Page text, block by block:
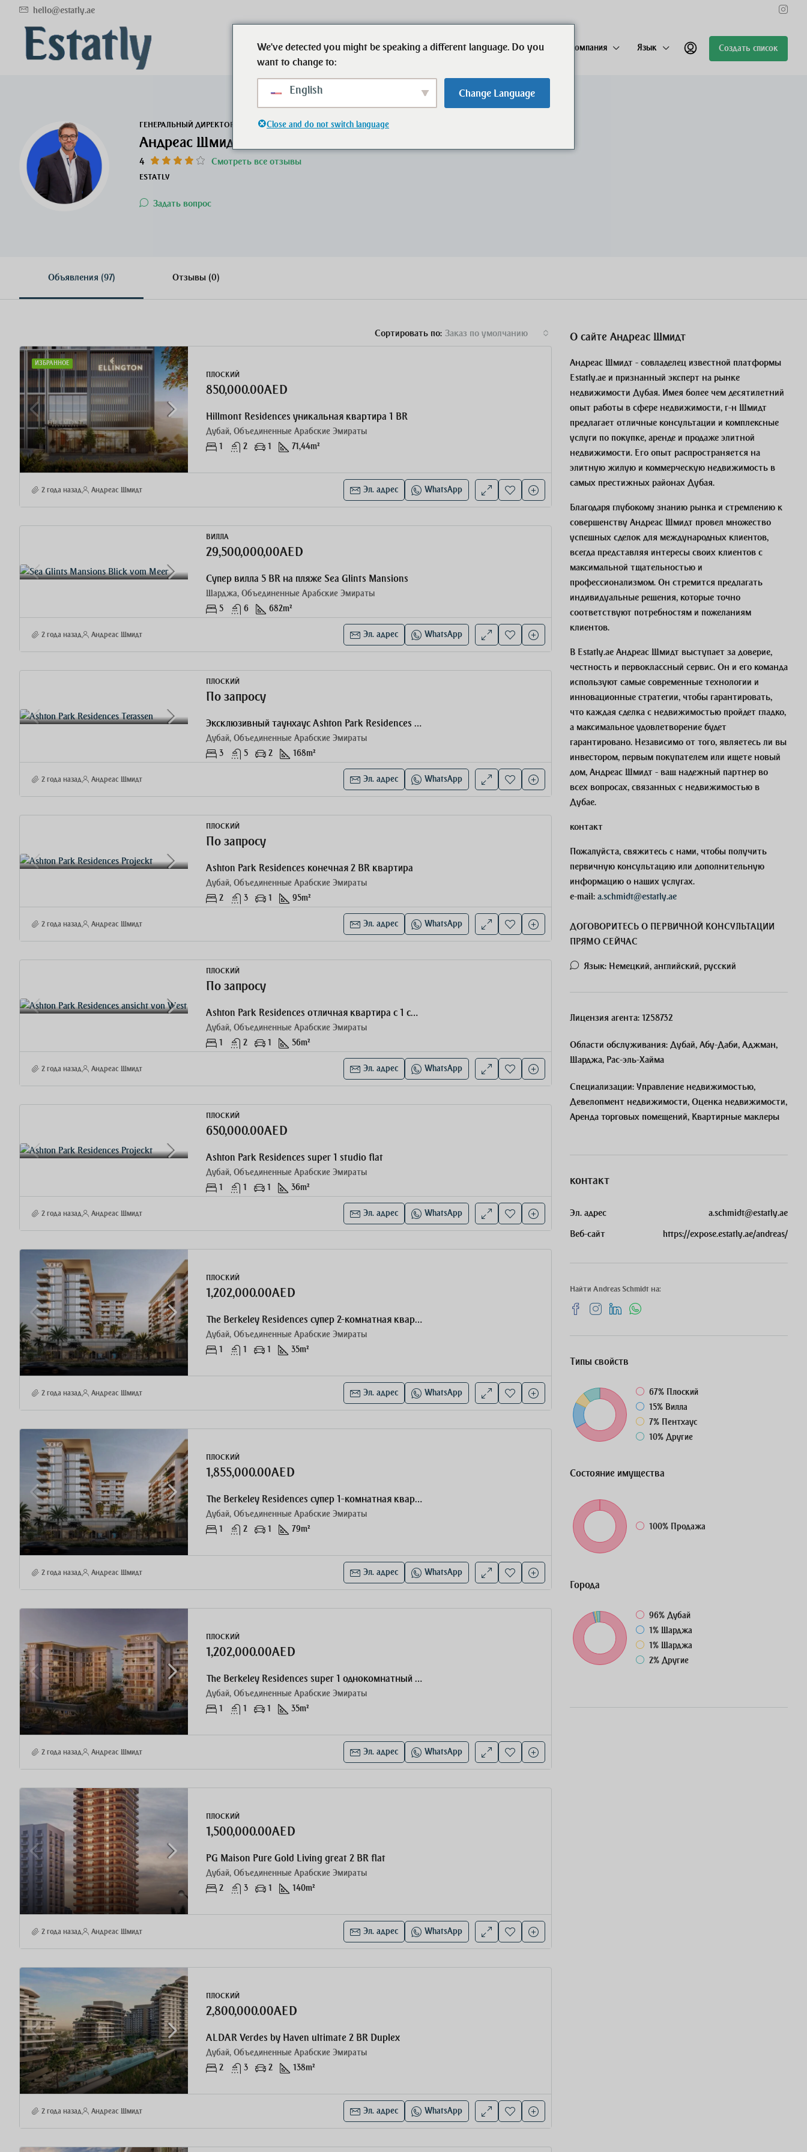
hello@estatly.ae
Начало Недвижимость Контактное лицо Компания Язык Создать список
ГЕНЕРАЛЬНЫЙ ДИРЕКТОР И ОСНОВАТЕЛЬ
Андреас Шмидт
4 Смотреть все отзывы
ESTATLY
Задать вопрос
Объявления (97) Отзывы (0)
Сортировать по: Заказ по умолчанию
ИЗБРАННОЕ
ПЛОСКИЙ
850,000.00AED
Hillmont Residences уникальная квартира 1 BR
Дубай, Объединенные Арабские Эмираты
1
2 1 71,44m²
2 года назад Андреас Шмидт Эл. адрес WhatsApp
ВИЛЛА
29,500,000,00AED
Супер вилла 5 BR на пляже Sea Glints Mansions
Шарджа, Объединенные Арабские Эмираты
5
6 682m²
2 года назад Андреас Шмидт Эл. адрес WhatsApp
ПЛОСКИЙ
По запросу
Эксклюзивный таунхаус Ashton Park Residences 3BR
Дубай, Объединенные Арабские Эмираты
3
5 2 168m²
2 года назад Андреас Шмидт Эл. адрес WhatsApp
ПЛОСКИЙ
По запросу
Ashton Park Residences конечная 2 BR квартира
Дубай, Объединенные Арабские Эмираты
2
3 1 95m²
2 года назад Андреас Шмидт Эл. адрес WhatsApp
ПЛОСКИЙ
По запросу
Ashton Park Residences отличная квартира с 1 спальней
Дубай, Объединенные Арабские Эмираты
1
2 1 56m²
2 года назад Андреас Шмидт Эл. адрес WhatsApp
ПЛОСКИЙ
650,000.00AED
Ashton Park Residences super 1 studio flat
Дубай, Объединенные Арабские Эмираты
1
1 1 36m²
2 года назад Андреас Шмидт Эл. адрес WhatsApp
ПЛОСКИЙ
1,202,000.00AED
The Berkeley Residences супер 2-комнатная квартира
Дубай, Объединенные Арабские Эмираты
1
1 1 35m²
2 года назад Андреас Шмидт Эл. адрес WhatsApp
ПЛОСКИЙ
1,855,000.00AED
The Berkeley Residences супер 1-комнатная квартира
Дубай, Объединенные Арабские Эмираты
1
2 1 79m²
2 года назад Андреас Шмидт Эл. адрес WhatsApp
ПЛОСКИЙ
1,202,000.00AED
The Berkeley Residences super 1 однокомнатный номер
Дубай, Объединенные Арабские Эмираты
1
1 1 35m²
2 года назад Андреас Шмидт Эл. адрес WhatsApp
ПЛОСКИЙ
1,500,000.00AED
PG Maison Pure Gold Living great 2 BR flat
Дубай, Объединенные Арабские Эмираты
2
3 1 140m²
2 года назад Андреас Шмидт Эл. адрес WhatsApp
ПЛОСКИЙ
2,800,000.00AED
ALDAR Verdes by Haven ultimate 2 BR Duplex
Дубай, Объединенные Арабские Эмираты
2
3 2 138m²
2 года назад Андреас Шмидт Эл. адрес WhatsApp
О сайте Андреас Шмидт
Андреас Шмидт - совладелец известной платформы
Estatly.ae и признанный эксперт на рынке
недвижимости Дубая. Имея более чем десятилетний
опыт работы в сфере недвижимости, г-н Шмидт
предлагает отличные консультации и комплексные
услуги по покупке, аренде и продаже элитной
недвижимости. Его опыт распространяется на
элитную жилую и коммерческую недвижимость в
самых престижных районах Дубая.
Благодаря глубокому знанию рынка и стремлению к
совершенству Андреас Шмидт провел множество
успешных сделок для международных клиентов,
всегда представляя интересы своих клиентов с
максимальной тщательностью и
профессионализмом. Он стремится предлагать
индивидуальные решения, которые точно
соответствуют потребностям и пожеланиям
клиентов.
В Estatly.ae Андреас Шмидт выступает за доверие,
честность и первоклассный сервис. Он и его команда
используют самые современные технологии и
инновационные стратегии, чтобы гарантировать,
что каждая сделка с недвижимостью пройдет гладко,
а максимальное удовлетворение будет
гарантировано. Независимо от того, являетесь ли вы
инвестором, первым покупателем или ищете новый
дом, Андреас Шмидт - ваш надежный партнер во
всех вопросах, связанных с недвижимостью в
Дубае.
контакт
Пожалуйста, свяжитесь с нами, чтобы получить
первичную консультацию или дополнительную
информацию о наших услугах.
e-mail: a.schmidt@estatly.ae
ДОГОВОРИТЕСЬ О ПЕРВИЧНОЙ КОНСУЛЬТАЦИИ
ПРЯМО СЕЙЧАС
Язык: Немецкий, английский, русский
Лицензия агента: 1258732
Области обслуживания: Дубай, Абу-Даби, Аджман,
Шарджа, Рас-эль-Хайма
Специализации: Управление недвижимостью,
Девелопмент недвижимости, Оценка недвижимости,
Аренда торговых помещений, Квартирные маклеры
контакт
Эл. адрес
a.schmidt@estatly.ae
Веб-сайт
https://expose.estatly.ae/andreas/
Найти Andreas Schmidt на:
Типы свойств
67% Плоский
15% Вилла
7% Пентхаус
10% Другие
Состояние имущества
100% Продажа
Города
96% Дубай
1% Шарджа
1% Шарджа
2% Другие
We've detected you might be speaking a different language. Do you
want to change to:
English Change Language
Close and do not switch language